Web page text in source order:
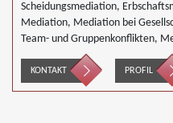
Scheidungsmediation,
Mediation, Mediation bei
Team- und Gruppenkonflikten,
Unternehmensnachfolgen,
KONTAKT PROFIL